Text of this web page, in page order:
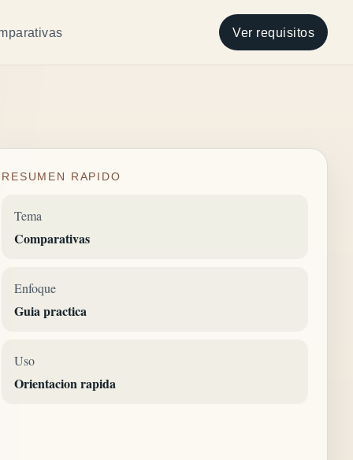
Ver requisitos
RESUMEN RAPIDO
Tema
Comparativas
Enfoque
Guia practica
Uso
Orientacion rapida